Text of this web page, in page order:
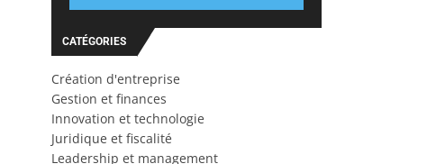
CATÉGORIES
Création d'entreprise
Gestion et finances
Innovation et technologie
Juridique et fiscalité
Leadership et management